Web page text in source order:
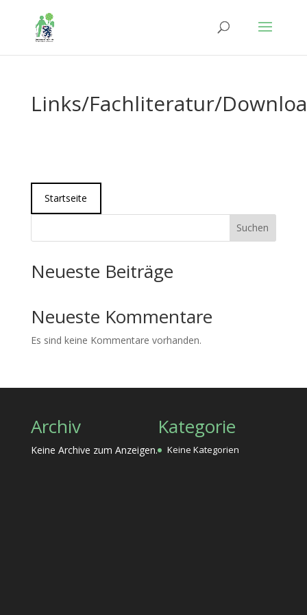
Links/Fachliteratur/
Startseite
Suchen
Neueste Beiträge
Neueste Kommentare
Es sind keine Kommentare vorhanden.
Archiv
Keine Archive zum Anzeigen.
Kategorie
Keine Kategorien